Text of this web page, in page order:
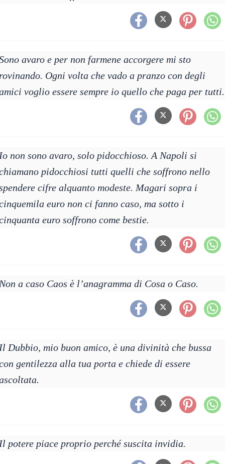
avaro e per non farmene accorgere mi sto
Ogni volta che vado a pranzo con degli
voglio essere sempre io quello che paga per tutti.
non sono avaro, solo pidocchioso. A Napoli si
pidocchiosi tutti quelli che soffrono nello
cifre alquanto modeste. Magari sopra i
euro non ci fanno caso, ma sotto i
euro soffrono come bestie.
a caso Caos è l’anagramma di Cosa o Caso.
Dubbio, mio buon amico, è una divinità che bussa
gentilezza alla tua porta e chiede di essere
potere piace proprio perché suscita invidia.